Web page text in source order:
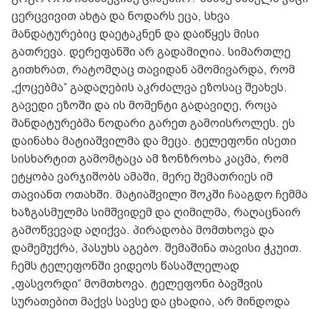
ცერცვივით ახტა და ნოდარს ეცა, სხვა
მანდატურებიც დაეტაკნენ და დაიწყეს მისი
გათრევა. დერეფანში არ გადამიღია. სიმართლე
გითხრათ, რატომღაც თავიდან ამომივარდა, რომ
„ქოცებმა“ გადაღების აკრძალვა ეზოსაც შეახეს.
გავედი ეზოში და ის მომენტი გადავიღე, როცა
მანდატურებმა ნოდარი გარეთ გამოისროლეს. ეს
დაინახა მატიაშვილმა და მეცა. ტელეფონი ისეთი
სისხარტით გამომტაცა ამ ზონზროხა კაცმა, რომ
ეტყობა ვარჯიშობს ამაში, მერე შემათრიეს იმ
თავიანთ ოთახში. მატიაშვილი შოკში ჩააგდო ჩემმა
ხაზგასმულმა სიმშვიდემ და ღიმილმა, რაღაცნაირ
გამოწვევად აღიქვა. პირადობა მომთხოვა და
დამემუქრა, პასუხს აგებო. შემაშინა თავისი ჭკუით.
ჩემს ტელეფონში ვიდეოს წასაშლელად
„ფასვორდი“ მომთხოვა. ტელეფონი ბავშვის
სურათებით მაქვს სავსე და ცხადია, არ მინდოდა